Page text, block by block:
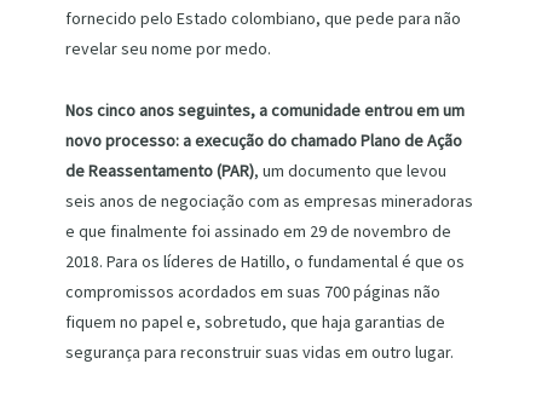
fornecido pelo Estado colombiano, que pede para não
revelar seu nome por medo.
Nos cinco anos seguintes, a comunidade entrou em um
novo processo: a execução do chamado Plano de Ação
de Reassentamento (PAR), um documento que levou
seis anos de negociação com as empresas mineradoras
e que finalmente foi assinado em 29 de novembro de
2018. Para os líderes de Hatillo, o fundamental é que os
compromissos acordados em suas 700 páginas não
fiquem no papel e, sobretudo, que haja garantias de
segurança para reconstruir suas vidas em outro lugar.